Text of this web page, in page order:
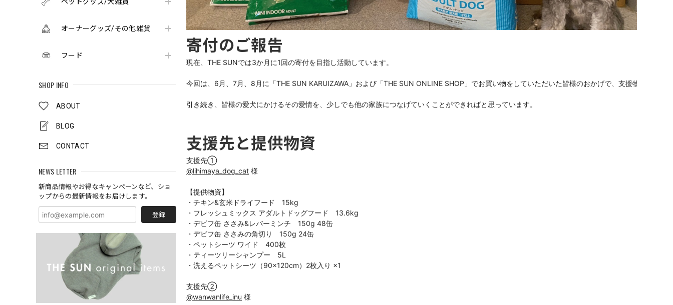
オーナーグッズ/その他雑貨
フード
SHOP INFO
ABOUT
BLOG
CONTACT
NEWS LETTER
新商品情報やお得なキャンペーンなど、ショ
ップからの最新情報をお届けします。
登録
寄付のご報告
現在、THE SUNでは3か月に1回の寄付を目指し活動しています。
今回は、6月、7月、8月に「THE SUN KARUIZAWA」および「THE SUN ONLINE SHOP」でお買い物をしていただいた皆様のおかげで、支援物資をお届
引き続き、皆様の愛犬にかけるその愛情を、少しでも他の家族につなげていくことができればと思っています。
支援先と提供物資
@lihimaya_dog_cat 様
【提供物資】
・チキン&玄米ドライフード　15kg
・フレッシュミックス アダルトドッグフード　13.6kg
・デビフ缶 ささみ&レバーミンチ　150g 48缶
・デビフ缶 ささみの角切り　150g 24缶
・ペットシーツ ワイド　400枚
・ティーツリーシャンプー　5L
・洗えるペットシーツ（90×120cm）2枚入り ×1
@wanwanlife_inu 様